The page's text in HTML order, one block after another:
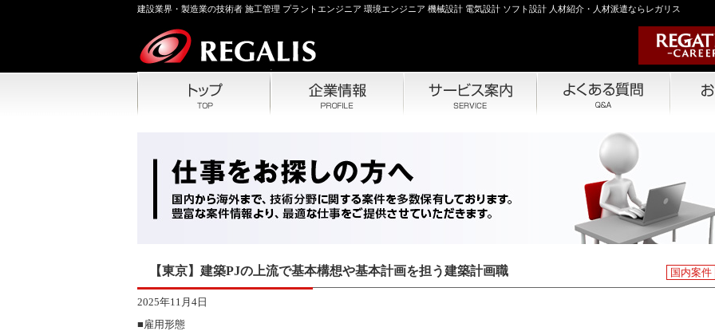
建設業界・製造業の技術者 施工管理 プラントエンジニア 環境エンジニア 機械設計 電気設計 ソフト設計 人材紹介・人材派遣ならレガリス
国内案件
【東京】建築PJの上流で基本構想や基本計画を担う建築計画職
2025年11月4日
■雇用形態